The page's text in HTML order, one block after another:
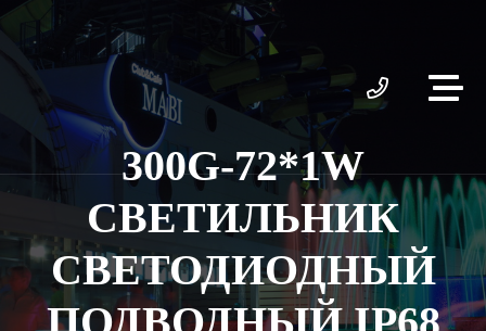
300G-72*1W
СВЕТИЛЬНИК
СВЕТОДИОДНЫЙ